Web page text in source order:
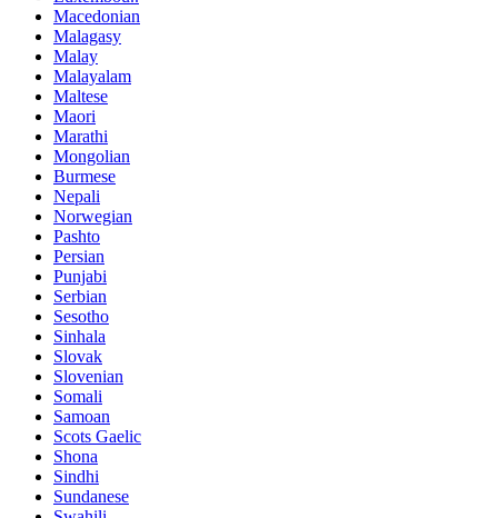
Macedonian
Malagasy
Malay
Malayalam
Maltese
Maori
Marathi
Mongolian
Burmese
Nepali
Norwegian
Pashto
Persian
Punjabi
Serbian
Sesotho
Sinhala
Slovak
Slovenian
Somali
Samoan
Scots Gaelic
Shona
Sindhi
Sundanese